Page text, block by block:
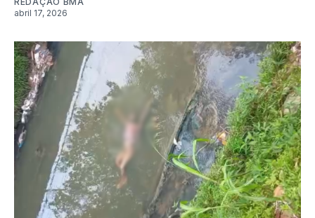
abril 17, 2026